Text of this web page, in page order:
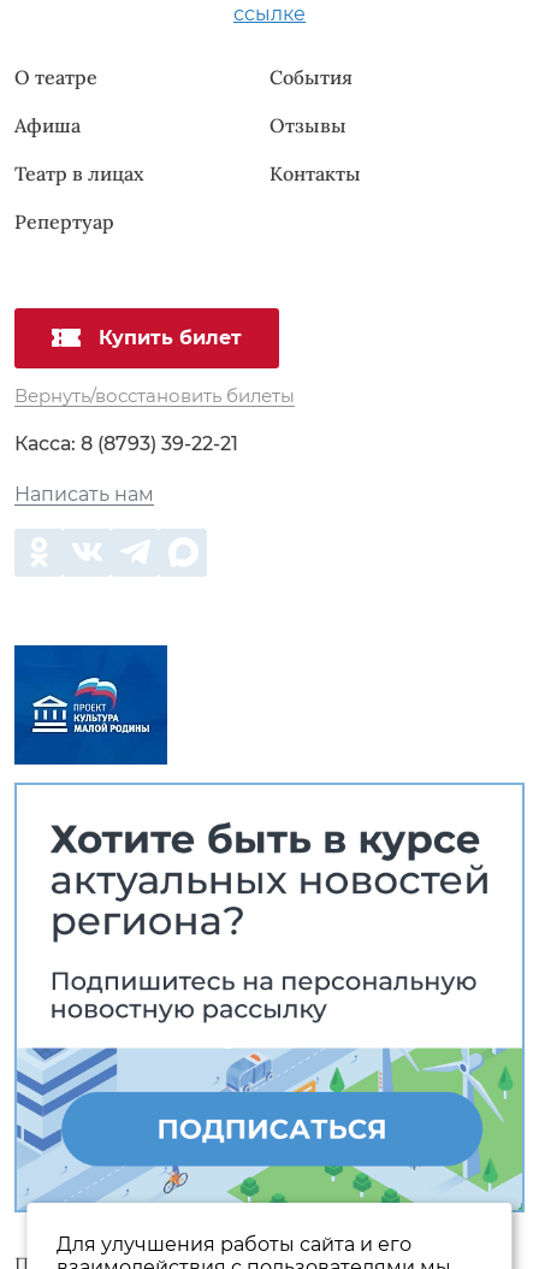
ссылке
О театре
Афиша
Театр в лицах
Репертуар
События
Отзывы
Контакты
Купить билет
Вернуть/восстановить билеты
Касса: 8 (8793) 39-22-21
Написать нам
Пользовательское соглашение
Для улучшения работы сайта и его